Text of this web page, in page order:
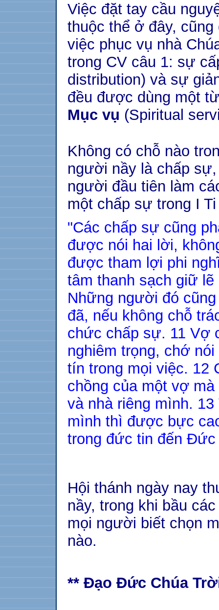
Việc đặt tay cầu
thuộc thể ở đây,
việc phục vụ nhà
trong CV câu 1: sự
distribution) và sự
đều được dùng một
Mục vụ (Spiritual
Không có chỗ nào
người nầy là chấp
người đầu tiên làm
một chấp sự trong I
"Các chấp sự cũng
được nói hai lời,
được tham lợi phi
tâm thanh sạch giữ
Những người đó
đã, nếu không chỗ
chức chấp sự. 11 Vợ
nghiêm trọng, chớ
tín trong mọi việc. 12
chồng của một vợ
và nhà riêng mình.
mình thì được bực
trong đức tin đến
Hội thánh ngày nay
nầy, trong khi bầu
mọi người biết chọn
nào.
** Đạo Đức Chúa